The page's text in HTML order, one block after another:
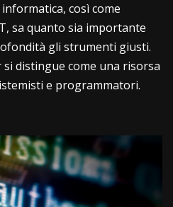
così come
sa quanto sia importante
gli strumenti giusti.
distingue come una risorsa
e programmatori.